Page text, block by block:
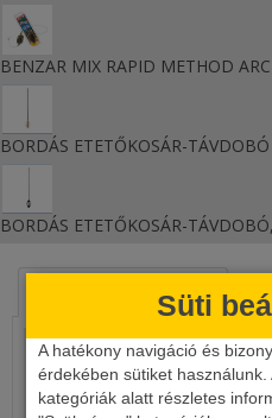
Süti
A hatékony navigáció és
érdekében sütiket
kategóriák alatt részletes
BENZAR MIX RAPID METHOD
BORDÁS ETETŐKOSÁR-TÁVDOBÓ
BORDÁS ETETŐKOSÁR-
HASONLÓ TERMÉKEK